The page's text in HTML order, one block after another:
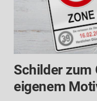
Schilder zum
eigenem